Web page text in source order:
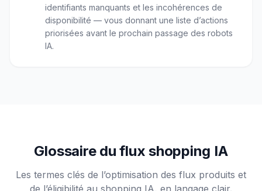
identifiants manquants et les incohérences de
disponibilité — vous donnant une liste d’actions
priorisées avant le prochain passage des robots
IA.
Glossaire du flux shopping IA
Les termes clés de l’optimisation des flux produits et
de l’éligibilité au shopping IA, en langage clair.